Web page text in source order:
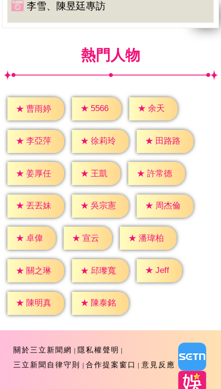
李雪、陳昱廷專訪
熱門人物
★ 曹雨婷 ★ 5566 ★ 余天
★ 李亞萍 ★ 徐莉玲 ★ 田路路
★ 姜厚任 ★ 王凱 ★ 許常德
★ 丟丟妹 ★ 吳宗憲 ★ 周杰倫
★ 卓偉 ★ 宣云 ★ 潘瑋柏
★ 關之琳 ★ 邱瓈寬 ★ Jeff
★ 陳明真 ★ 陳泰銘
關於三立新聞網
隱私權聲明
三立新聞自律守則
合作提案窗口 意見反應